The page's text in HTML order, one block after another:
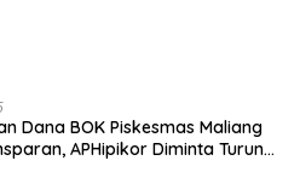
Dana BOK Piskesmas Maliang
APHipikor Diminta Turun